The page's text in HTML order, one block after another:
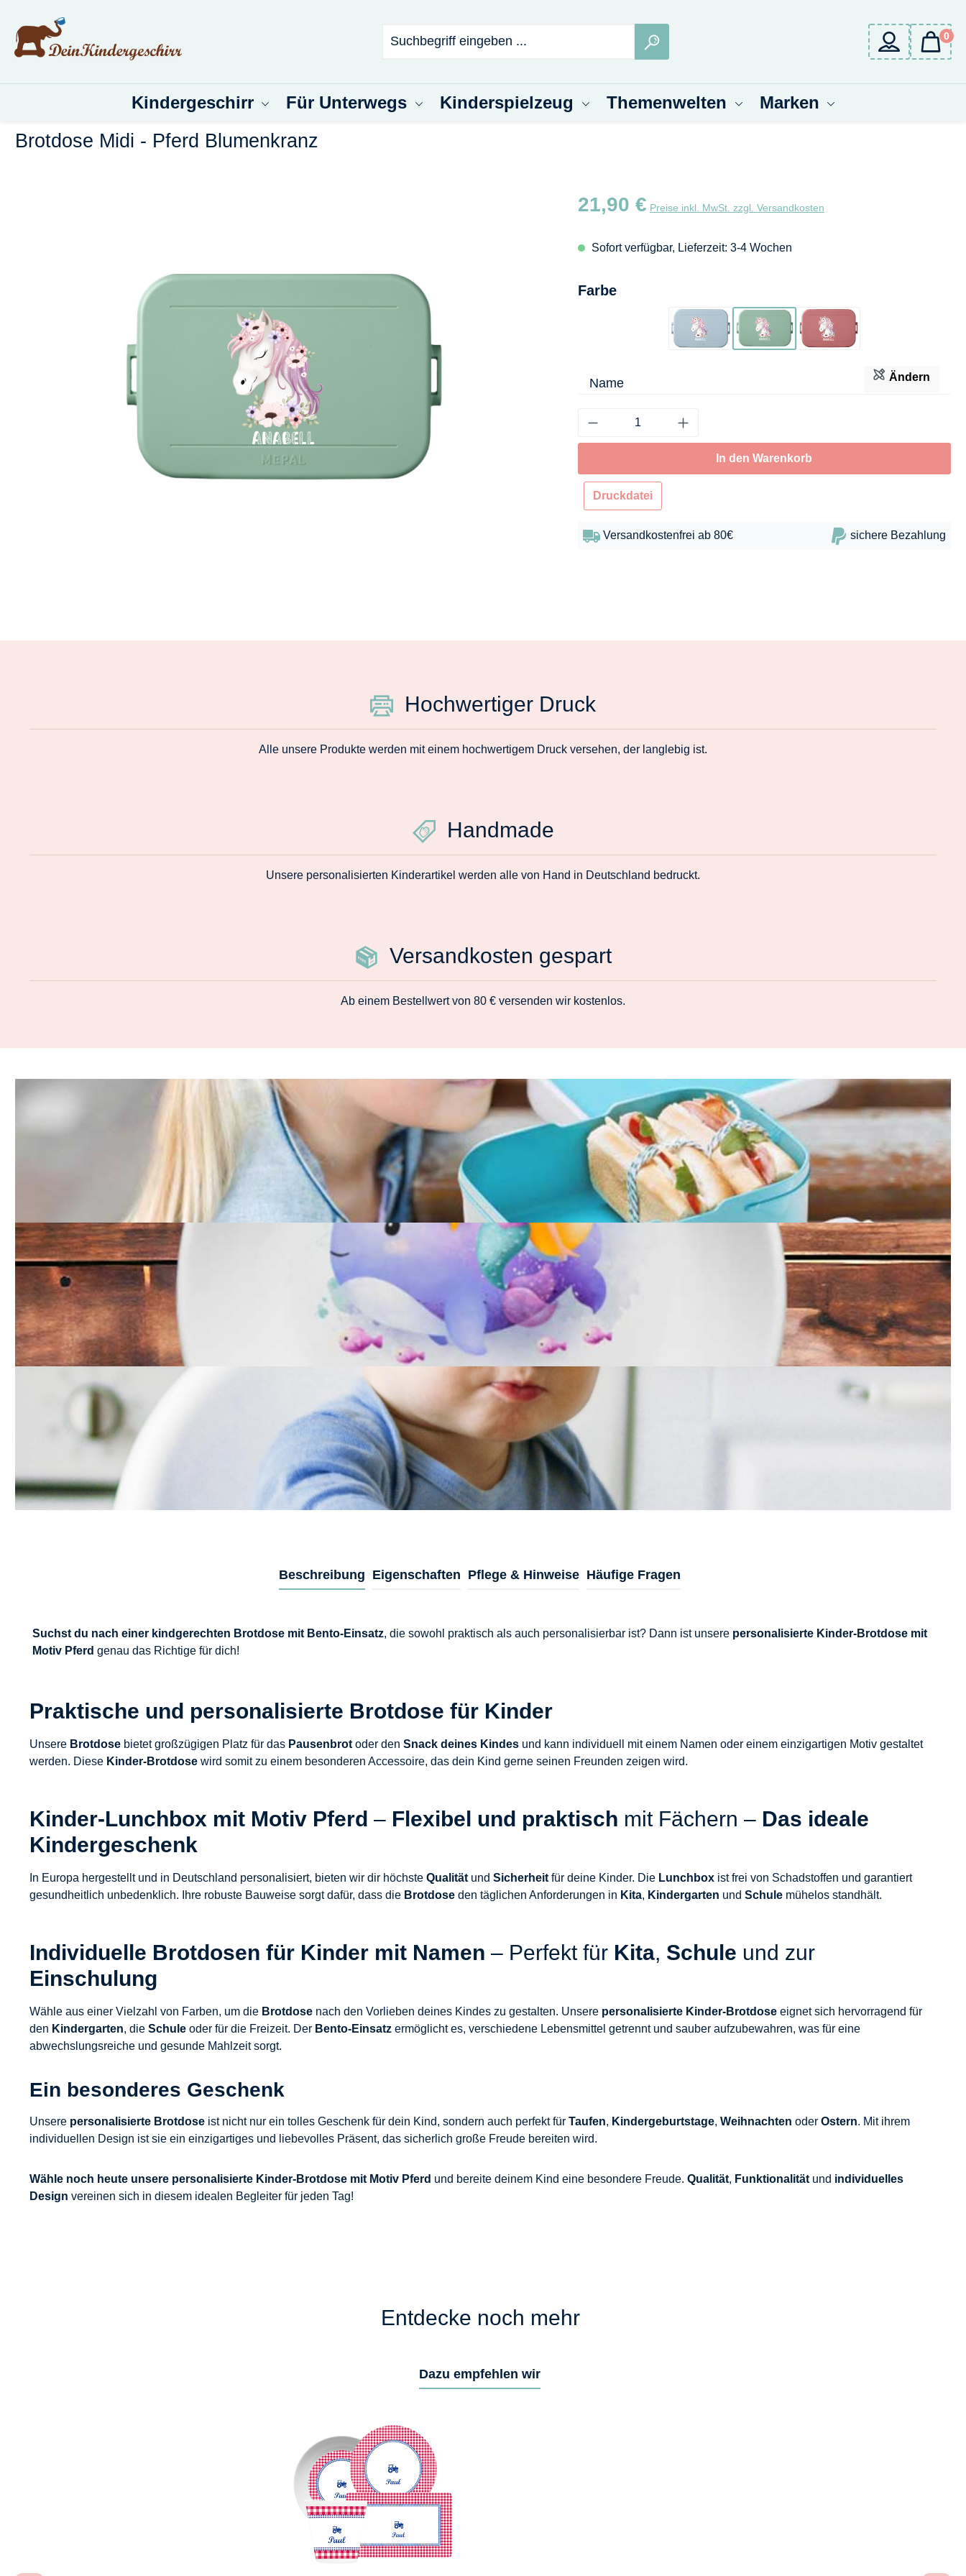
Hauptinhalt springen
Zur Suche springen
0
Kindergeschirr Für Unterwegs Kinderspielzeug Themenwelten Marken
Brotdose Midi - Pferd Blumenkranz
Regulärer Preis:
21,90 € Preise inkl. MwSt. zzgl. Versandkosten
Sofort verfügbar, Lieferzeit: 3-4 Wochen
Farbeauswählen
Hellblau Mintgrün Dunkelrosa
Name Ändern
In den Warenkorb
Druckdatei
Versandkostenfrei ab 80€ sichere Bezahlung
Hochwertiger Druck
Alle unsere Produkte werden mit einem hochwertigem Druck versehen, der langlebig ist.
Handmade
Unsere personalisierten Kinderartikel werden alle von Hand in Deutschland bedruckt.
Versandkosten gespart
Ab einem Bestellwert von 80 € versenden wir kostenlos.
Beschreibung Eigenschaften Pflege & Hinweise Häufige Fragen
Suchst du nach einer kindgerechten Brotdose mit Bento-Einsatz, die sowohl praktisch als auch personalisierbar ist? Dann ist unsere personalisierte Kinder-Brotdose mit
Motiv Pferd genau das Richtige für dich!
Praktische und personalisierte Brotdose für Kinder
Unsere Brotdose bietet großzügigen Platz für das Pausenbrot oder den Snack deines Kindes und kann individuell mit einem Namen oder einem einzigartigen Motiv gestaltet
werden. Diese Kinder-Brotdose wird somit zu einem besonderen Accessoire, das dein Kind gerne seinen Freunden zeigen wird.
Kinder-Lunchbox mit Motiv Pferd – Flexibel und praktisch mit Fächern – Das ideale
Kindergeschenk
In Europa hergestellt und in Deutschland personalisiert, bieten wir dir höchste Qualität und Sicherheit für deine Kinder. Die Lunchbox ist frei von Schadstoffen und garantiert
gesundheitlich unbedenklich. Ihre robuste Bauweise sorgt dafür, dass die Brotdose den täglichen Anforderungen in Kita, Kindergarten und Schule mühelos standhält.
Individuelle Brotdosen für Kinder mit Namen – Perfekt für Kita, Schule und zur
Einschulung
Wähle aus einer Vielzahl von Farben, um die Brotdose nach den Vorlieben deines Kindes zu gestalten. Unsere personalisierte Kinder-Brotdose eignet sich hervorragend für
den Kindergarten, die Schule oder für die Freizeit. Der Bento-Einsatz ermöglicht es, verschiedene Lebensmittel getrennt und sauber aufzubewahren, was für eine
abwechslungsreiche und gesunde Mahlzeit sorgt.
Ein besonderes Geschenk
Unsere personalisierte Brotdose ist nicht nur ein tolles Geschenk für dein Kind, sondern auch perfekt für Taufen, Kindergeburtstage, Weihnachten oder Ostern. Mit ihrem
individuellen Design ist sie ein einzigartiges und liebevolles Präsent, das sicherlich große Freude bereiten wird.
Wähle noch heute unsere personalisierte Kinder-Brotdose mit Motiv Pferd und bereite deinem Kind eine besondere Freude. Qualität, Funktionalität und individuelles
Design vereinen sich in diesem idealen Begleiter für jeden Tag!
Entdecke noch mehr
Dazu empfehlen wir